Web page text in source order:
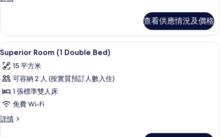
查看供應情況及價格
載
入
所
有
Superior
Room
(1
7
Superior Room (1 Double Bed)
15 平方米
可容納 2 人 (按實質預訂人數入住)
1 張標準雙人床
免費 Wi-Fi
詳情
Superior